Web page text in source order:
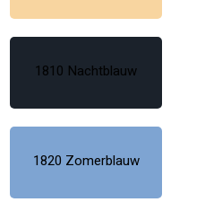
1810 Nachtblauw
1820 Zomerblauw